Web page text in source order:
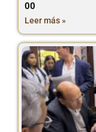
00
Leer más »